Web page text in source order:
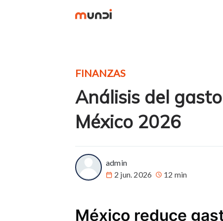
FINANZAS
Análisis del
México 2026
admin
2 jun. 2026
12 min
México reduce